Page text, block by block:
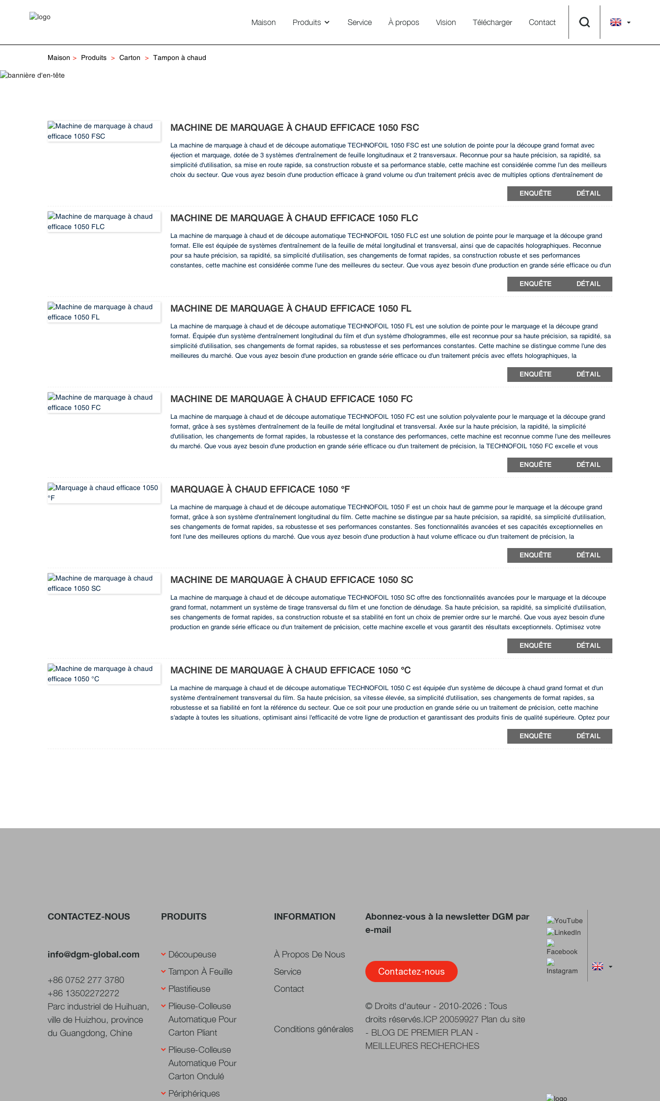
Maison Produits Service À propos Vision Télécharger Contact
Maison Produits Carton Tampon à chaud
MACHINE DE MARQUAGE À CHAUD EFFICACE 1050 FSC
La machine de marquage à chaud et de découpe automatique TECHNOFOIL 1050 FSC est une solution de pointe pour la découpe grand format avec
éjection et marquage, dotée de 3 systèmes d'entraînement de feuille longitudinaux et 2 transversaux. Reconnue pour sa haute précision, sa rapidité, sa
simplicité d'utilisation, sa mise en route rapide, sa construction robuste et sa performance stable, cette machine est considérée comme l'un des meilleurs
choix du secteur. Que vous ayez besoin d'une production efficace à grand volume ou d'un traitement précis avec de multiples options d'entraînement de
ENQUÊTE DÉTAIL
MACHINE DE MARQUAGE À CHAUD EFFICACE 1050 FLC
La machine de marquage à chaud et de découpe automatique TECHNOFOIL 1050 FLC est une solution de pointe pour le marquage et la découpe grand
format. Elle est équipée de systèmes d'entraînement de la feuille de métal longitudinal et transversal, ainsi que de capacités holographiques. Reconnue
pour sa haute précision, sa rapidité, sa simplicité d'utilisation, ses changements de format rapides, sa construction robuste et ses performances
constantes, cette machine est considérée comme l'une des meilleures du secteur. Que vous ayez besoin d'une production en grande série efficace ou d'un
ENQUÊTE DÉTAIL
MACHINE DE MARQUAGE À CHAUD EFFICACE 1050 FL
La machine de marquage à chaud et de découpe automatique TECHNOFOIL 1050 FL est une solution de pointe pour le marquage et la découpe grand
format. Équipée d'un système d'entraînement longitudinal du film et d'un système d'hologrammes, elle est reconnue pour sa haute précision, sa rapidité, sa
simplicité d'utilisation, ses changements de format rapides, sa robustesse et ses performances constantes. Cette machine se distingue comme l'une des
meilleures du marché. Que vous ayez besoin d'une production en grande série efficace ou d'un traitement précis avec effets holographiques, la
ENQUÊTE DÉTAIL
MACHINE DE MARQUAGE À CHAUD EFFICACE 1050 FC
La machine de marquage à chaud et de découpe automatique TECHNOFOIL 1050 FC est une solution polyvalente pour le marquage et la découpe grand
format, grâce à ses systèmes d'entraînement de la feuille de métal longitudinal et transversal. Axée sur la haute précision, la rapidité, la simplicité
d'utilisation, les changements de format rapides, la robustesse et la constance des performances, cette machine est reconnue comme l'une des meilleures
du marché. Que vous ayez besoin d'une production en grande série efficace ou d'un traitement de précision, la TECHNOFOIL 1050 FC excelle et vous
ENQUÊTE DÉTAIL
MARQUAGE À CHAUD EFFICACE 1050 °F
La machine de marquage à chaud et de découpe automatique TECHNOFOIL 1050 F est un choix haut de gamme pour le marquage et la découpe grand
format, grâce à son système d'entraînement longitudinal du film. Cette machine se distingue par sa haute précision, sa rapidité, sa simplicité d'utilisation,
ses changements de format rapides, sa robustesse et ses performances constantes. Ses fonctionnalités avancées et ses capacités exceptionnelles en
font l'une des meilleures options du marché. Que vous ayez besoin d'une production à haut volume efficace ou d'un traitement de précision, la
ENQUÊTE DÉTAIL
MACHINE DE MARQUAGE À CHAUD EFFICACE 1050 SC
La machine de marquage à chaud et de découpe automatique TECHNOFOIL 1050 SC offre des fonctionnalités avancées pour le marquage et la découpe
grand format, notamment un système de tirage transversal du film et une fonction de dénudage. Sa haute précision, sa rapidité, sa simplicité d'utilisation,
ses changements de format rapides, sa construction robuste et sa stabilité en font un choix de premier ordre sur le marché. Que vous ayez besoin d'une
production en grande série efficace ou d'un traitement de précision, cette machine excelle et vous garantit des résultats exceptionnels. Optimisez votre
ENQUÊTE
DÉTAIL
MACHINE DE MARQUAGE À CHAUD EFFICACE 1050 °C
La machine de marquage à chaud et de découpe automatique TECHNOFOIL 1050 C est équipée d'un système de découpe à chaud grand format et d'un
système d'entraînement transversal du film. Sa haute précision, sa vitesse élevée, sa simplicité d'utilisation, ses changements de format rapides, sa
robustesse et sa fiabilité en font la référence du secteur. Que ce soit pour une production en grande série ou un traitement de précision, cette machine
s'adapte à toutes les situations, optimisant ainsi l'efficacité de votre ligne de production et garantissant des produits finis de qualité supérieure. Optez pour
ENQUÊTE
DÉTAIL
CONTACTEZ-NOUS
info@dgm-global.com
+86 0752 277 3780
+86 13502272272
Parc industriel de Huihuan,
ville de Huizhou, province
du Guangdong, Chine
PRODUITS
Découpeuse
Tampon À Feuille
Plastifieuse
Plieuse-Colleuse
Automatique Pour
Carton Pliant
Plieuse-Colleuse
Automatique Pour
Carton Ondulé
Périphériques
INFORMATION
À Propos De Nous
Service
Contact
Conditions générales
Abonnez-vous à la newsletter DGM par
e-mail
Contactez-nous
© Droits d'auteur - 2010-2026 : Tous
droits réservés.ICP 20059927 Plan du site
- BLOG DE PREMIER PLAN -
MEILLEURES RECHERCHES